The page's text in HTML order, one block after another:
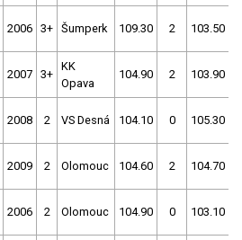
2006 3+ Šumperk 109.30 2 103.50
2007 3+
KK
Opava
104.90 2 103.90
2008 2 VS Desná 104.10 0 105.30
2009 2 Olomouc 104.60 2 104.70
2006 2 Olomouc 104.90 0 103.10